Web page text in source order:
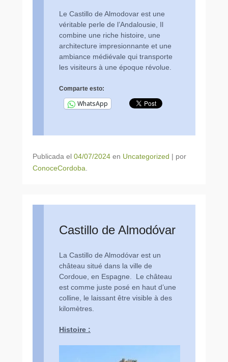
Le Castillo de Almodovar est une
véritable perle de l’Andalousie, Il
combine une riche histoire, une
architecture impresionnante et une
ambiance médiévale qui transporte
les visiteurs à une époque révolue.
Comparte esto:
WhatsApp
Publicada el 04/07/2024 en Uncategorized | por
ConoceCordoba
Castillo de Almodóvar
La Castillo de Almodóvar est un
château situé dans la ville de
Cordoue, en Espagne. Le château
est comme juste posé en haut d’une
colline, le laissant être visible à des
kilomètres.
Histoire :